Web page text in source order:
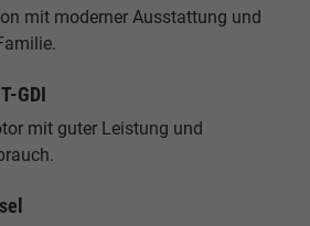
mit moderner Ausstattung und
GDI
mit guter Leistung und